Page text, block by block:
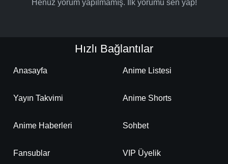
Henüz yorum yapılmamış. İlk yorumu sen yap!
Hızlı Bağlantılar
Anasayfa Anime Listesi
Yayın Takvimi Anime Shorts
Anime Haberleri Sohbet
Fansublar VIP Üyelik